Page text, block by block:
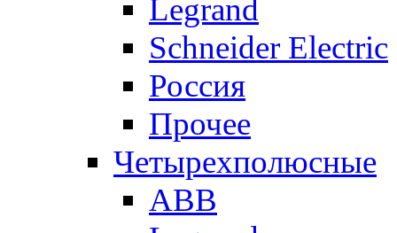
Legrand
Schneider Electric
Россия
Прочее
Четырехполюсные
ABB